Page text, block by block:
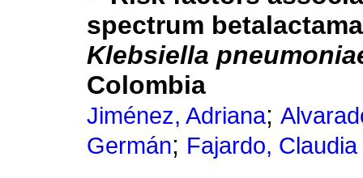
spectrum
Klebsiella
Colombia
Jiménez, Adriana;
Germán; Fajardo, Claudia